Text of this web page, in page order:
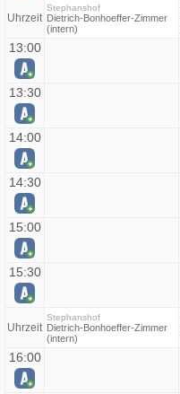
Uhrzeit
Stephanshof
Dietrich-Bonhoeffer-Zimmer
(intern)
13:00
13:30
14:00
14:30
15:00
15:30
Uhrzeit
Stephanshof
Dietrich-Bonhoeffer-Zimmer
(intern)
16:00